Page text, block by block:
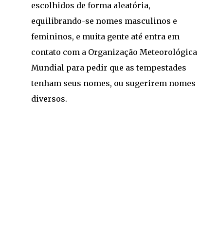
escolhidos de forma aleatória,
equilibrando-se nomes masculinos e
femininos, e muita gente até entra em
contato com a Organização Meteorológica
Mundial para pedir que as tempestades
tenham seus nomes, ou sugerirem nomes
diversos.